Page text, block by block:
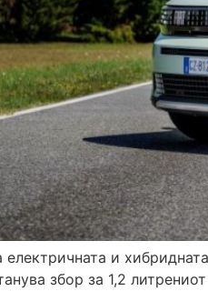
и
збор за 1,2